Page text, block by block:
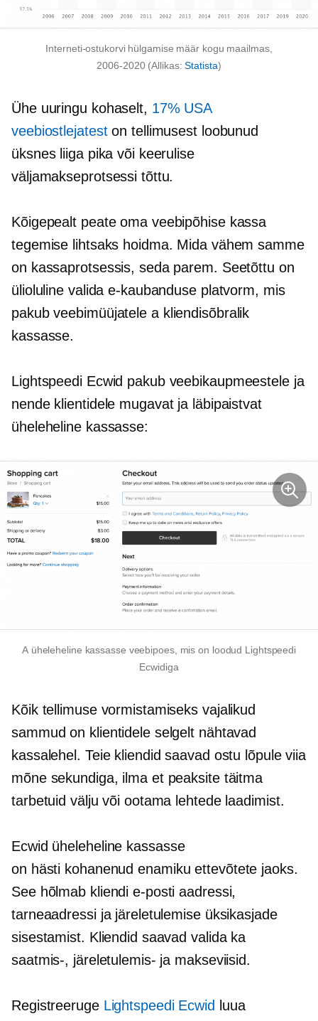
Interneti-ostukorvi hülgamise määr kogu maailmas,
2006-2020(Allikas:Statista)
Ühe uuringu kohaselt, 17% USA
veebiostlejateston tellimusest loobunud
üksnes liiga pika või keerulise
väljamakseprotsessi tõttu.
Kõigepealt peate oma veebipõhise kassa
tegemise lihtsaks hoidma. Mida vähem samme
on kassaprotsessis, seda parem. Seetõttu on
ülioluline valida e-kaubanduse platvorm, mis
pakub veebimüüjatele a kliendisõbralik
kassasse.
Lightspeedi Ecwid pakub veebikaupmeestele ja
nende klientidele mugavat ja läbipaistvat
ühelehelinekassasse:
A üheleheline kassasse veebipoes, mis on loodud Lightspeedi
Ecwidiga
Kõik tellimuse vormistamiseks vajalikud
sammud on klientidele selgelt nähtavad
kassalehel. Teie kliendid saavad ostu lõpule viia
mõne sekundiga, ilma et peaksite täitma
tarbetuid välju või ootama lehtede laadimist.
Ecwid üheleheline kassasse
on hästi kohanenud enamiku ettevõtete jaoks.
See hõlmab kliendi e-posti aadressi,
tarneaadressi ja järeletulemise üksikasjade
sisestamist. Kliendid saavad valida ka
saatmis-, järeletulemis- ja makseviisid.
Registreeruge Lightspeedi Ecwid
luua